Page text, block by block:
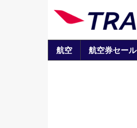
航空 航空券セール